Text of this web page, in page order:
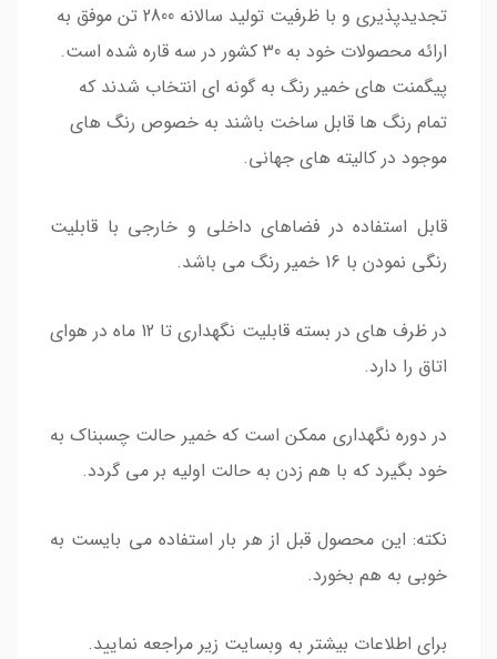
تجدیدپذیری و با ظرفیت تولید سالانه 2800 تن موفق به
ارائه محصولات خود به 30 کشور در سه قاره شده است.
پیگمنت های خمیر رنگ به گونه ای انتخاب شدند که
تمام رنگ ها قابل ساخت باشند به خصوص رنگ های
موجود در کالیته های جهانی.
قابل استفاده در فضاهای داخلی و خارجی با قابلیت
رنگی نمودن با 16 خمیر رنگ می باشد.
در ظرف های در بسته قابلیت نگهداری تا 12 ماه در هوای
اتاق را دارد.
در دوره نگهداری ممکن است که خمیر حالت چسبناک به
خود بگیرد که با هم زدن به حالت اولیه بر می گردد.
نکته: این محصول قبل از هر بار استفاده می بایست به
خوبی به هم بخورد.
برای اطلاعات بیشتر به وبسایت زیر مراجعه نمایید.